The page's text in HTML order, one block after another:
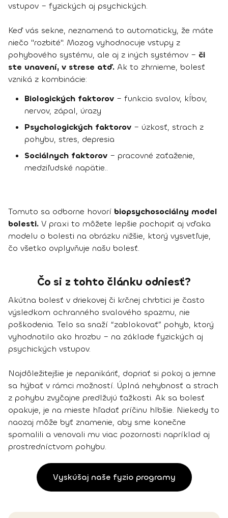
vstupov – fyzických aj psychických.
Keď vás sekne, neznamená to automaticky, že máte
niečo "rozbité". Mozog vyhodnocuje vstupy z
pohybového systému, ale aj z iných systémov – či
ste unavení, v strese atď. Ak to zhrnieme, bolesť
vzniká z kombinácie:
Biologických faktorov – funkcia svalov, kĺbov,
nervov, zápal, úrazy
Psychologických faktorov – úzkosť, strach z
pohybu, stres, depresia
Sociálnych faktorov – pracovné zaťaženie,
medziľudské napätie..
Tomuto sa odborne hovorí biopsychosociálny model
bolesti. V praxi to môžete lepšie pochopiť aj vďaka
modelu o bolesti na obrázku nižšie, ktorý vysvetľuje,
čo všetko ovplyvňuje našu bolesť.
Čo si z tohto článku odniesť?
Akútna bolesť v driekovej či krčnej chrbtici je často
výsledkom ochranného svalového spazmu, nie
poškodenia. Telo sa snaží “zablokovať” pohyb, ktorý
vyhodnotilo ako hrozbu – na základe fyzických aj
psychických vstupov.
Najdôležitejšie je nepanikáriť, dopriať si pokoj a jemne
sa hýbať v rámci možností. Úplná nehybnosť a strach
z pohybu zvyčajne predlžujú ťažkosti. Ak sa bolesť
opakuje, je na mieste hľadať príčinu hlbšie. Niekedy to
naozaj môže byť znamenie, aby sme konečne
spomalili a venovali mu viac pozornosti napríklad aj
prostredníctvom pohybu.
Vyskúšaj naše fyzio programy